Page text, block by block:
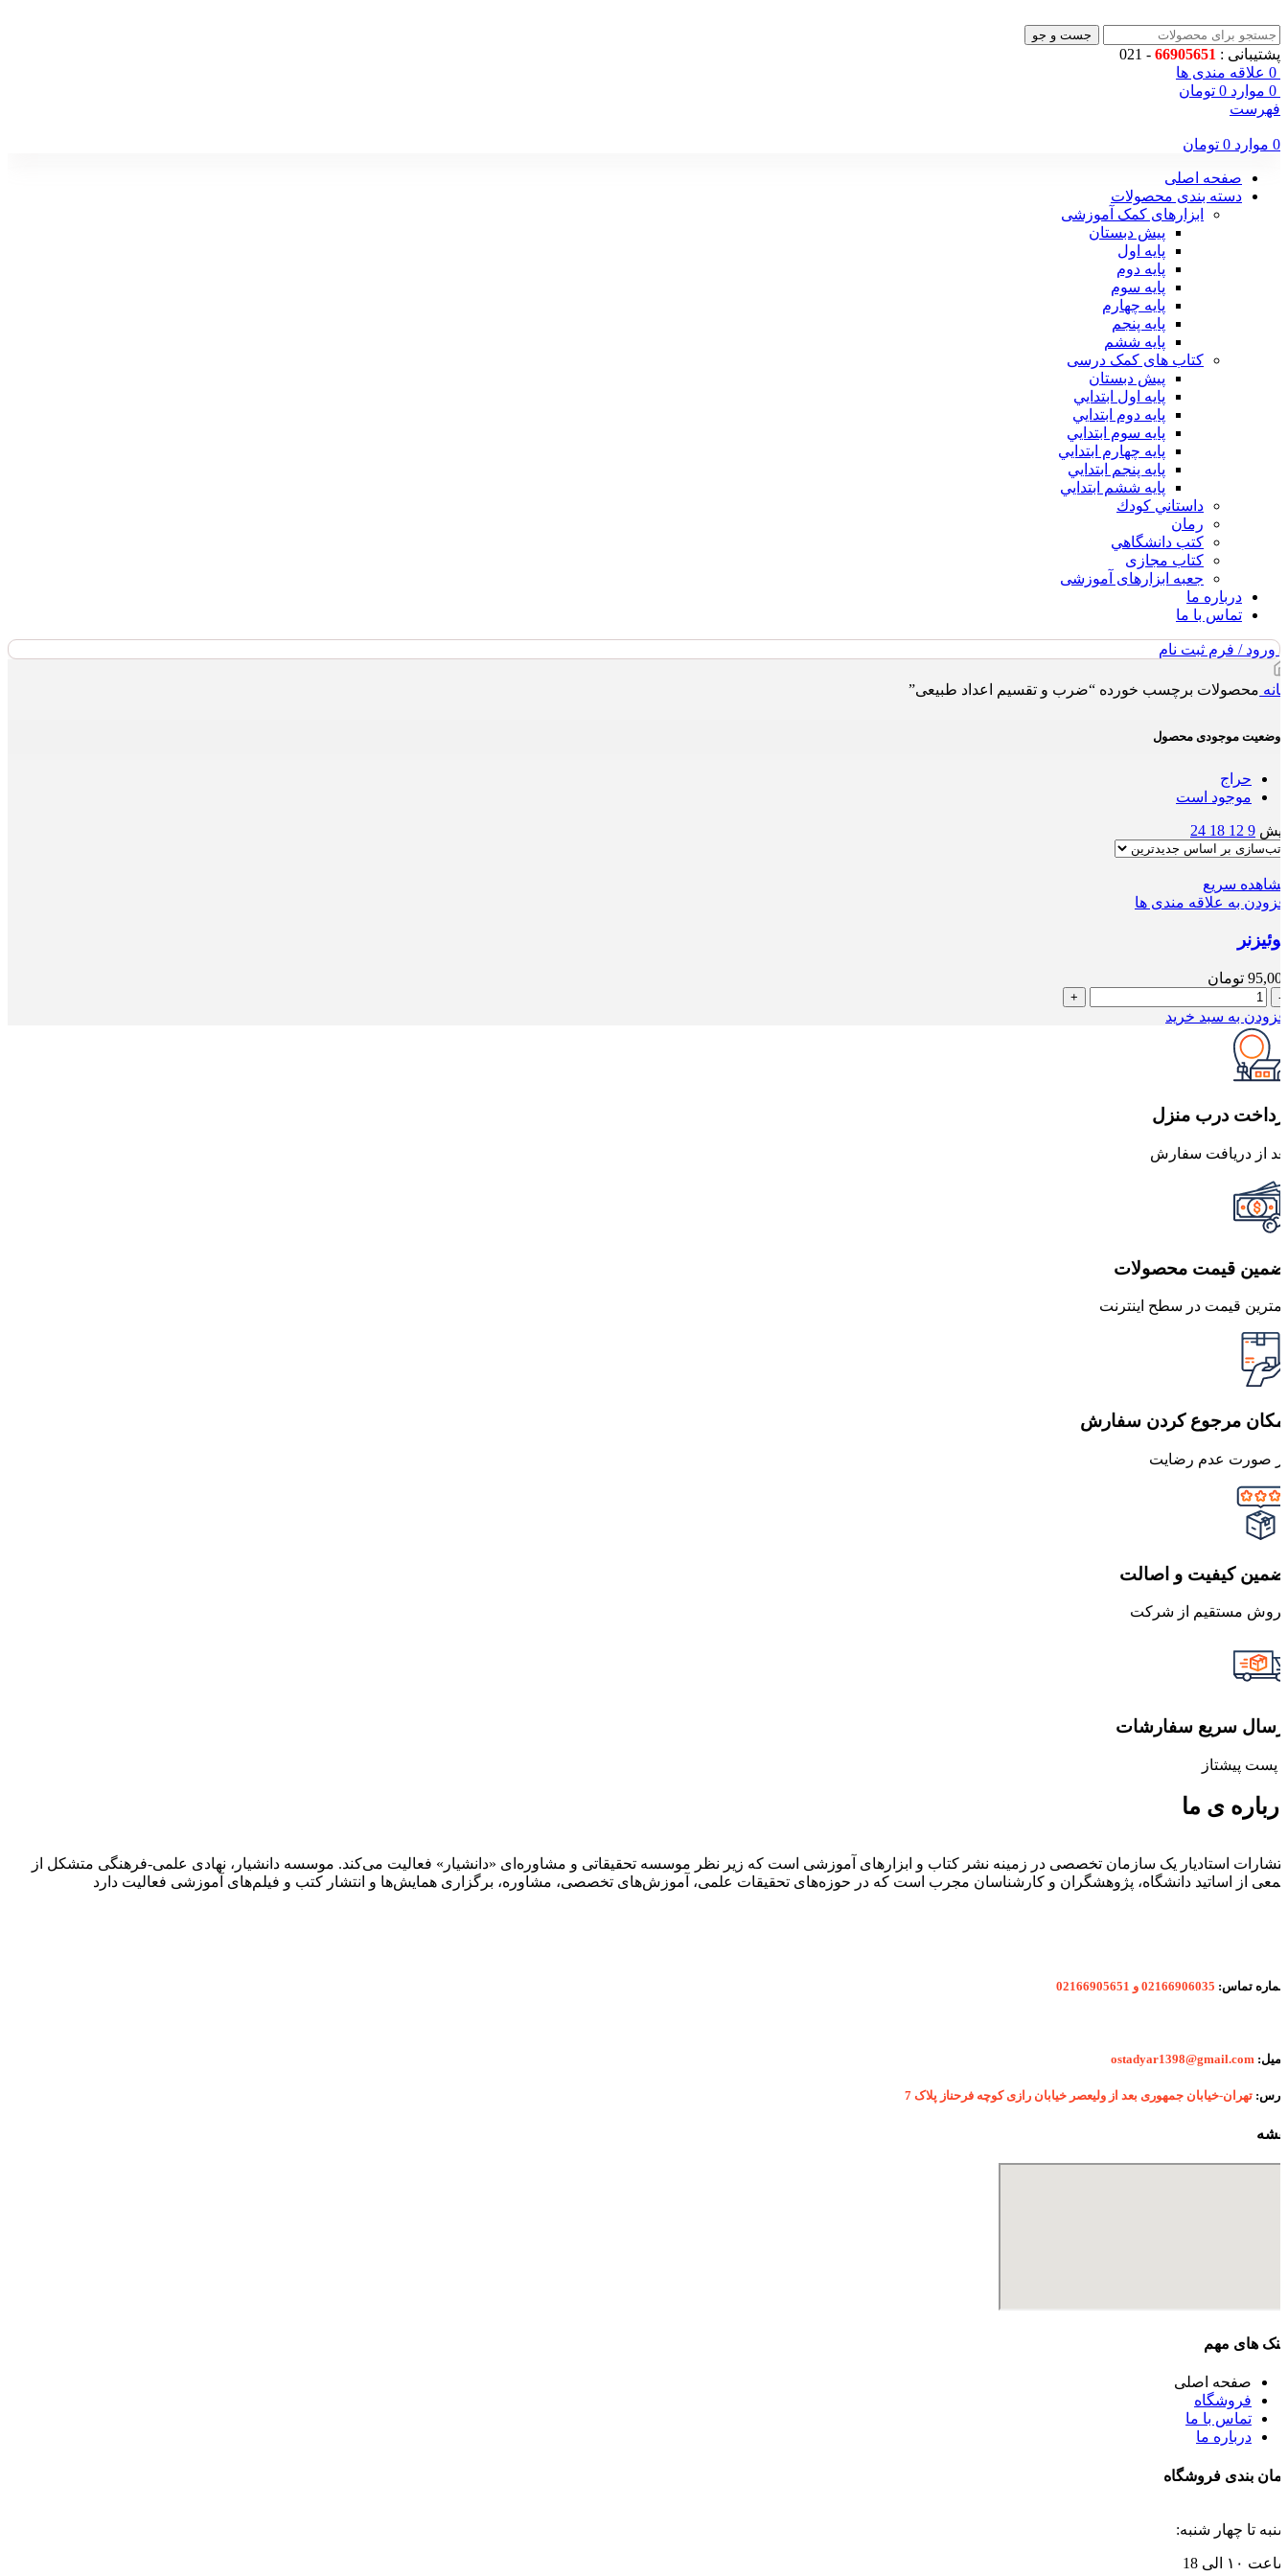
جست و جو
پشتیبانی : 66905651
- 021
0 علاقه مندی ها
0 موارد 0 تومان
فهرست
0 موارد 0 تومان
صفحه اصلی
دسته بندی محصولات
ابزارهای کمک آموزشی
پیش دبستان
پایه اول
پایه دوم
پایه سوم
پایه چهارم
پايه پنجم
پایه ششم
کتاب های کمک درسی
پیش دبستان
پايه اول ابتدايي
پايه دوم ابتدايي
پايه سوم ابتدايي
پايه چهارم ابتدايي
پايه پنجم ابتدايي
پايه ششم ابتدايي
داستاني كودك
رمان
كتب دانشگاهي
کتاب مجازی
جعبه ابزارهای آموزشی
درباره ما
تماس با ما
ورود / فرم ثبت نام
محصولات برچسب خورده “ضرب و تقسیم اعداد طبیعی”
وضعیت موجودی محصول
حراج
موجود است
9
12
18
24
سریع
به علاقه مندی ها
تومان
کوئیزنر
عدد به سبد خرید
درب منزل
از دریافت سفارش
قیمت محصولات
قیمت در سطح اینترنت
مرجوع کردن سفارش
صورت عدم رضایت
کیفیت و اصالت
مستقیم از شرکت
سریع سفارشات
پست پیشتاز
ی ما
استادیار یک سازمان تخصصی در زمینه نشر کتاب و ابزارهای آموزشی است که زیر نظر موسسه تحقیقاتی و مشاوره‌ای «دانشیار» فعالیت می‌کند. موسسه دانشیار، نهادی علمی-فرهنگی متشکل از
از اساتید دانشگاه، پژوهشگران و کارشناسان مجرب است که در حوزه‌های تحقیقات علمی، آموزش‌های تخصصی، مشاوره، برگزاری همایش‌ها و انتشار کتب و فیلم‌های آموزشی فعالیت دارد
تماس: 02166906035 و 02166905651
ostadyar1398@gmail.com
تهران-خیابان جمهوری بعد از ولیعصر خیابان رازی کوچه فرحناز پلاک 7
های مهم
صفحه اصلی
فروشگاه
تماس با ما
درباره ما
بندی فروشگاه
تا چهار شنبه:
۱۰ الی 18